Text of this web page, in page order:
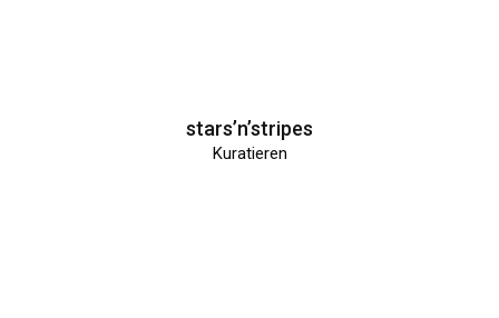
stars’n’stripes
Kuratieren